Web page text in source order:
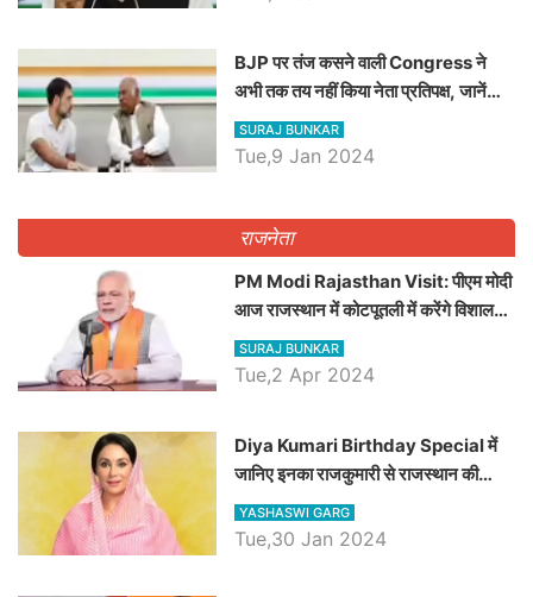
BJP पर तंज कसने वाली Congress ने
अभी तक तय नहीं किया नेता प्रतिपक्ष, जानें
कौन होगा दावेदार
SURAJ BUNKAR
Tue,9 Jan 2024
राजनेता
PM Modi Rajasthan Visit: पीएम मोदी
आज राजस्थान में कोटपूतली में करेंगे विशाल
रैली, एक सभा से 8 सीटों पर साधेगें निशाना
SURAJ BUNKAR
Tue,2 Apr 2024
Diya Kumari Birthday Special में
जानिए इनका राजकुमारी से राजस्थान की
डिप्टी सीएम बनने तक का सफर, एक क्लिक में
जाने पूरा जीवन परिचय
YASHASWI GARG
Tue,30 Jan 2024